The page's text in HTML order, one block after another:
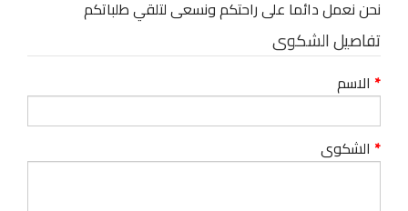
نحن نعمل دائما على راحتكم ونسعى لتلقي طلباتكم
تفاصيل الشكوى
الاسم
الشكوى